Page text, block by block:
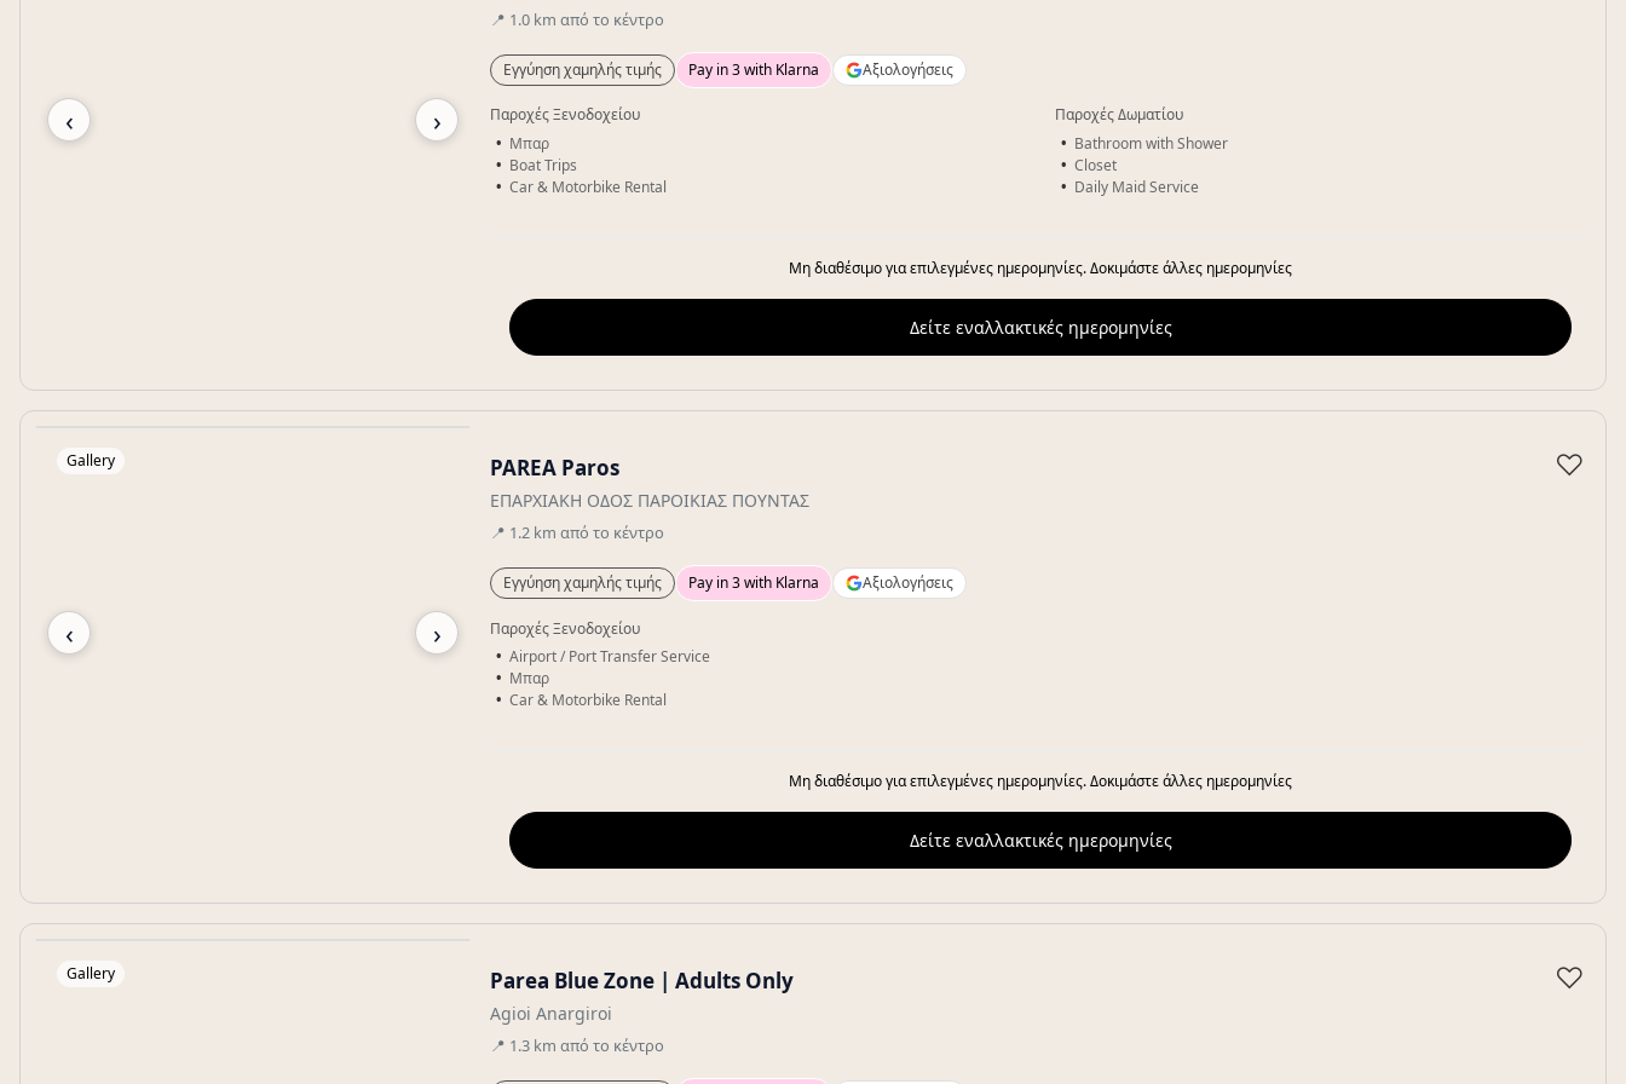
‹ ›
📍 1.0 km από το κέντρο
Εγγύηση χαμηλής τιμής Pay in 3 with Klarna Αξιολογήσεις
Παροχές Ξενοδοχείου
Μπαρ
Boat Trips
Car & Motorbike Rental
Παροχές Δωματίου
Bathroom with Shower
Closet
Daily Maid Service
Μη διαθέσιμο για επιλεγμένες ημερομηνίες. Δοκιμάστε άλλες ημερομηνίες
Δείτε εναλλακτικές ημερομηνίες
‹ ›
Gallery PAREA Paros
ΕΠΑΡΧΙΑΚΗ ΟΔΟΣ ΠΑΡΟΙΚΙΑΣ ΠΟΥΝΤΑΣ
📍 1.2 km από το κέντρο
♡
Εγγύηση χαμηλής τιμής Pay in 3 with Klarna Αξιολογήσεις
Παροχές Ξενοδοχείου
Airport / Port Transfer Service
Μπαρ
Car & Motorbike Rental
Μη διαθέσιμο για επιλεγμένες ημερομηνίες. Δοκιμάστε άλλες ημερομηνίες
Δείτε εναλλακτικές ημερομηνίες
Gallery Parea Blue Zone | Adults Only
Agioi Anargiroi
📍 1.3 km από το κέντρο
♡